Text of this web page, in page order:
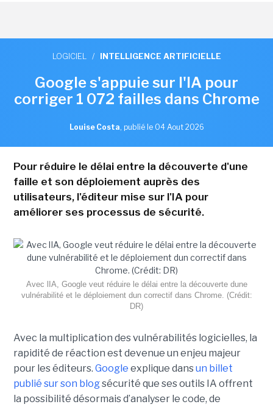
LOGICIEL / INTELLIGENCE ARTIFICIELLE
Google s'appuie sur l'IA pour
corriger 1 072 failles dans Chrome
Louise Costa, publié le 04 Aout 2026
Pour réduire le délai entre la découverte d'une
faille et son déploiement auprès des
utilisateurs, l'éditeur mise sur l'IA pour
améliorer ses processus de sécurité.
Avec lIA, Google veut réduire le délai entre la découverte dune
vulnérabilité et le déploiement dun correctif dans Chrome. (Crédit:
DR)
Avec la multiplication des vulnérabilités logicielles, la
rapidité de réaction est devenue un enjeu majeur
pour les éditeurs. Google explique dansun billet
publié sur son blogsécurité que ses outils IA offrent
la possibilité désormais d’analyser le code, de